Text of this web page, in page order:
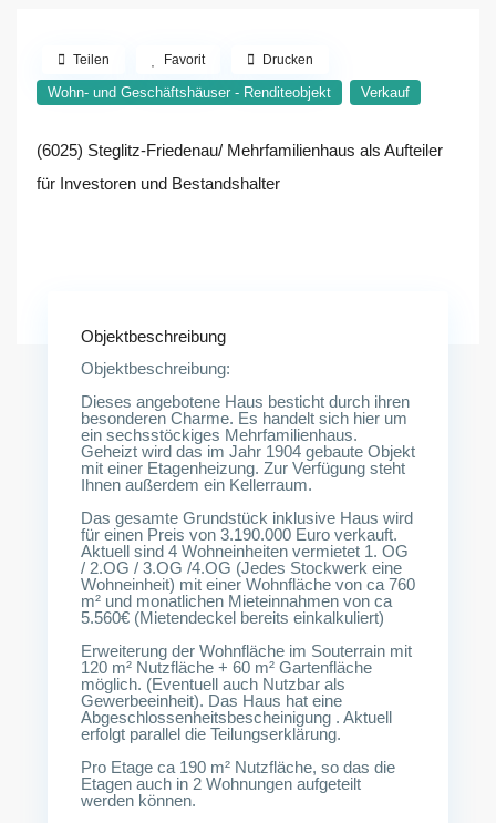
Wohn- und Geschäftshäuser - Renditeobjekt Verkauf
(6025) Steglitz-Friedenau/ Mehrfamilienhaus als Aufteiler
für Investoren und Bestandshalter
Teilen Favorit Drucken
Objektbeschreibung
Objektbeschreibung:
Dieses angebotene Haus besticht durch ihren
besonderen Charme. Es handelt sich hier um
ein sechsstöckiges Mehrfamilienhaus.
Geheizt wird das im Jahr 1904 gebaute Objekt
mit einer Etagenheizung. Zur Verfügung steht
Ihnen außerdem ein Kellerraum.
Das gesamte Grundstück inklusive Haus wird
für einen Preis von 3.190.000 Euro verkauft.
Aktuell sind 4 Wohneinheiten vermietet 1. OG
/ 2.OG / 3.OG /4.OG (Jedes Stockwerk eine
Wohneinheit) mit einer Wohnfläche von ca 760
m² und monatlichen Mieteinnahmen von ca
5.560€ (Mietendeckel bereits einkalkuliert)
Erweiterung der Wohnfläche im Souterrain mit
120 m² Nutzfläche + 60 m² Gartenfläche
möglich. (Eventuell auch Nutzbar als
Gewerbeeinheit). Das Haus hat eine
Abgeschlossenheitsbescheinigung . Aktuell
erfolgt parallel die Teilungserklärung.
Pro Etage ca 190 m² Nutzfläche, so das die
Etagen auch in 2 Wohnungen aufgeteilt
werden können.